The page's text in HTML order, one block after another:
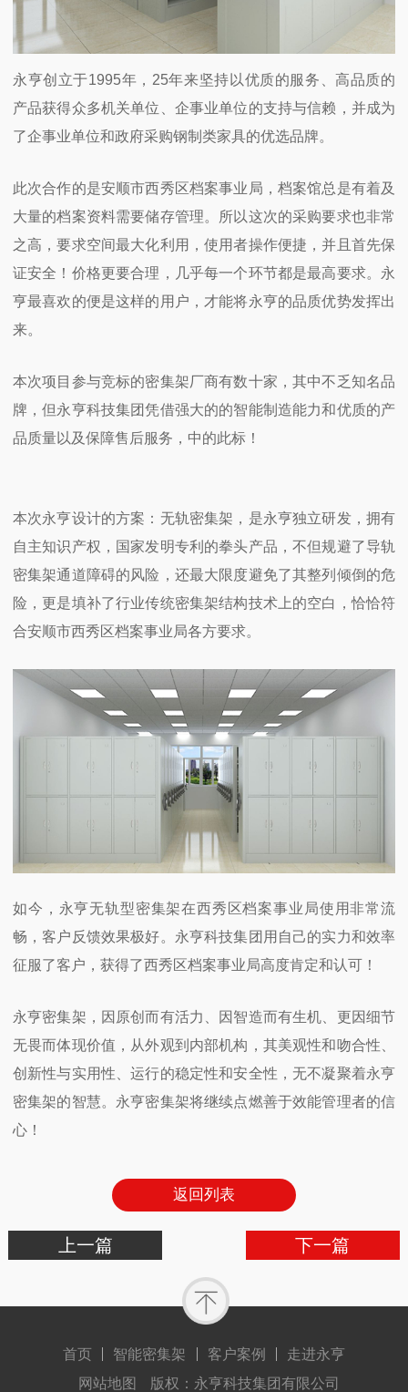
永亨创立于1995年， 25年来坚持以优质的服务、高品质的
产品获得众多机关单位、企事业单位的支持与信赖，并成为
了企事业单位和政府采购钢制类家具的优选品牌。
此次合作的是安顺市西秀区档案事业局，档案馆总是有着及
大量的档案资料需要储存管理。所以这次的采购要求也非常
之高，要求空间最大化利用，使用者操作便捷，并且首先保
证安全！价格更要合理，几乎每一个环节都是最高要求。永
亨最喜欢的便是这样的用户，才能将永亨的品质优势发挥出
来。
本次项目参与竞标的密集架厂商有数十家，其中不乏知名品
牌，但永亨科技集团凭借强大的的智能制造能力和优质的产
品质量以及保障售后服务，中的此标！
本次永亨设计的方案：无轨密集架，是永亨独立研发，拥有
自主知识产权，国家发明专利的拳头产品，不但规避了导轨
密集架通道障碍的风险，还最大限度避免了其整列倾倒的危
险，更是填补了行业传统密集架结构技术上的空白，恰恰符
合安顺市西秀区档案事业局各方要求。
如今，永亨无轨型密集架在西秀区档案事业局使用非常流
畅，客户反馈效果极好。永亨科技集团用自己的实力和效率
征服了客户，获得了西秀区档案事业局高度肯定和认可！
永亨密集架，因原创而有活力、因智造而有生机、更因细节
无畏而体现价值，从外观到内部机构，其美观性和吻合性、
创新性与实用性、运行的稳定性和安全性，无不凝聚着永亨
密集架的智慧。永亨密集架将继续点燃善于效能管理者的信
心！
返回列表
上一篇 下一篇
首页 智能密集架 客户案例
走进永亨
网站地图
版权：永亨科技集团有限公司